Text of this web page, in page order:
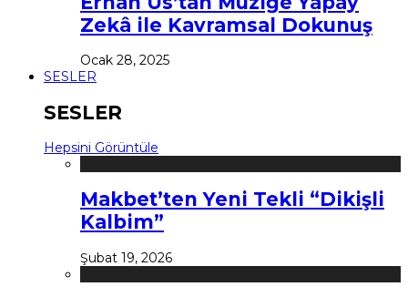
Zekâ ile Kavramsal Dokunuş
Ocak 28, 2025
SESLER
SESLER
Hepsini Görüntüle
Makbet’ten Yeni Tekli “Dikişli
Kalbim”
Şubat 19, 2026